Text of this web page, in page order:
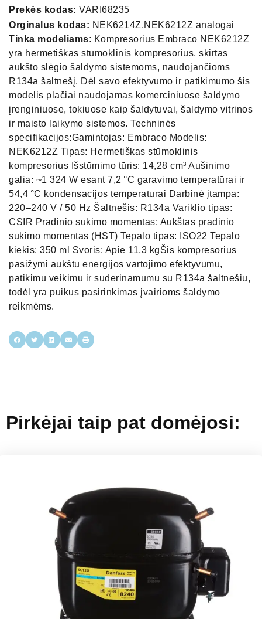
Prekės kodas: VARI68235
Orginalus kodas: NEK6214Z,NEK6212Z analogai
Tinka modeliams: Kompresorius Embraco NEK6212Z
yra hermetiškas stūmoklinis kompresorius, skirtas
aukšto slėgio šaldymo sistemoms, naudojančioms
R134a šaltnešį. Dėl savo efektyvumo ir patikimumo šis
modelis plačiai naudojamas komerciniuose šaldymo
įrenginiuose, tokiuose kaip šaldytuvai, šaldymo vitrinos
ir maisto laikymo sistemos. Techninės
specifikacijos:Gamintojas: Embraco Modelis:
NEK6212Z Tipas: Hermetiškas stūmoklinis
kompresorius Išstūmimo tūris: 14,28 cm³ Aušinimo
galia: ~1 324 W esant 7,2 °C garavimo temperatūrai ir
54,4 °C kondensacijos temperatūrai Darbinė įtampa:
220–240 V / 50 Hz Šaltnešis: R134a Variklio tipas:
CSIR Pradinio sukimo momentas: Aukštas pradinio
sukimo momentas (HST) Tepalo tipas: ISO22 Tepalo
kiekis: 350 ml Svoris: Apie 11,3 kgŠis kompresorius
pasižymi aukštu energijos vartojimo efektyvumu,
patikimu veikimu ir suderinamumu su R134a šaltnešiu,
todėl yra puikus pasirinkimas įvairioms šaldymo
reikmėms.
Pirkėjai taip pat domėjosi: